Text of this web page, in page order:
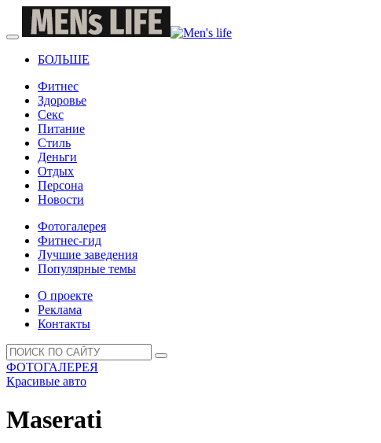
БОЛЬШЕ
Фитнес
Здоровье
Секс
Питание
Стиль
Деньги
Отдых
Персона
Новости
Фотогалерея
Фитнес-гид
Лучшие заведения
Популярные темы
О проекте
Реклама
Контакты
ФОТОГАЛЕРЕЯ
Красивые авто
Maserati